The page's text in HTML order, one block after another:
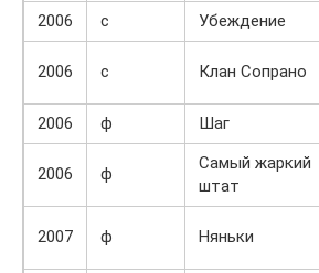
2006
с Убеждение
2006 с Клан Сопрано
2006
ф Шаг
2006 ф
Самый жаркий
штат
2007 ф Няньки